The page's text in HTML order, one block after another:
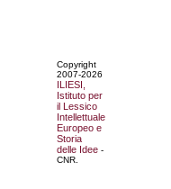
Copyright
2007-2026
ILIESI,
Istituto per
il Lessico
Intellettuale
Europeo e
Storia
delle Idee -
CNR.